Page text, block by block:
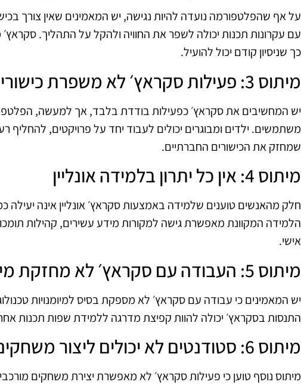
על אף שהפלטפורמה נועדה להיות נגישה, יש המאמינים שאין צורך
עם עקרונות תכנות יכולה לשפר את החוויה ולהקל על התהליך.
כך שניסיון קודם יכול להועיל.
מיתוס 3: פעילות סקראץ׳ לא משפרת כישורים חברתיים
יש המחשיבים את סקראץ׳ כפעילות בודדת בלבד, אך למעשה,
משתמשים. ילדים ומבוגרים יכולים לעבוד יחד על פרויקטים, להחליף
שמחזק את הכישורים החברתיים.
מיתוס 4: אין כל יתרון בלמידה אונליין
חלק מהאנשים טוענים שלמידה באמצעות סקראץ׳ אונליין אינה יעילה
הלמידה המקוונת מאפשרת גישה למקורות מידע עשירים, קהילות
אישי.
מיתוס 5: העבודה עם סקראץ׳ לא מחזקת מיומנויות טכנולוגיות
יש המאמינים כי עבודה עם סקראץ׳ לא מספקת בסיס למיומנויות
התנסות בסקראץ׳ יכולה להוות קפיצת מדרגה ללמידת שפות תכנות
מיתוס 6: סטודנטים לא יכולים ליצור משחקים מורכבים
מיתוס נוסף טוען כי פעילות סקראץ׳ לא מאפשרת יצירת משחקים